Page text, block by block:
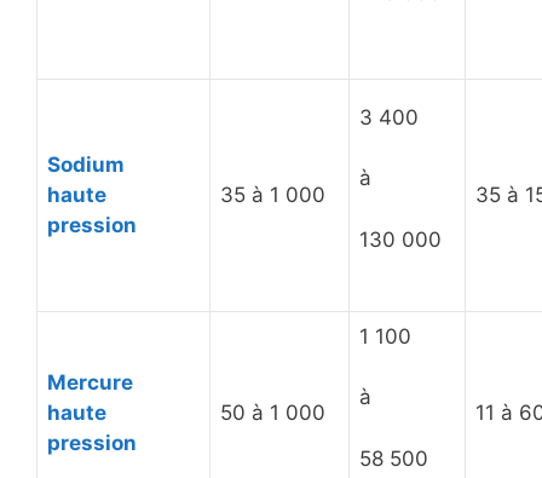
Sodium
haute
pression
35 à 1 000
3 400
à
130 000
35 à
Mercure
haute
pression
50 à 1 000
1 100
à
58 500
11 à